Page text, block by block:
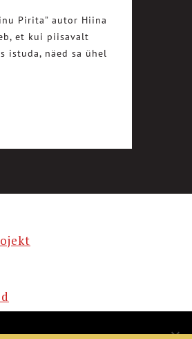
Pirita” autor Hiina
et kui piisavalt
istuda, näed sa ühel